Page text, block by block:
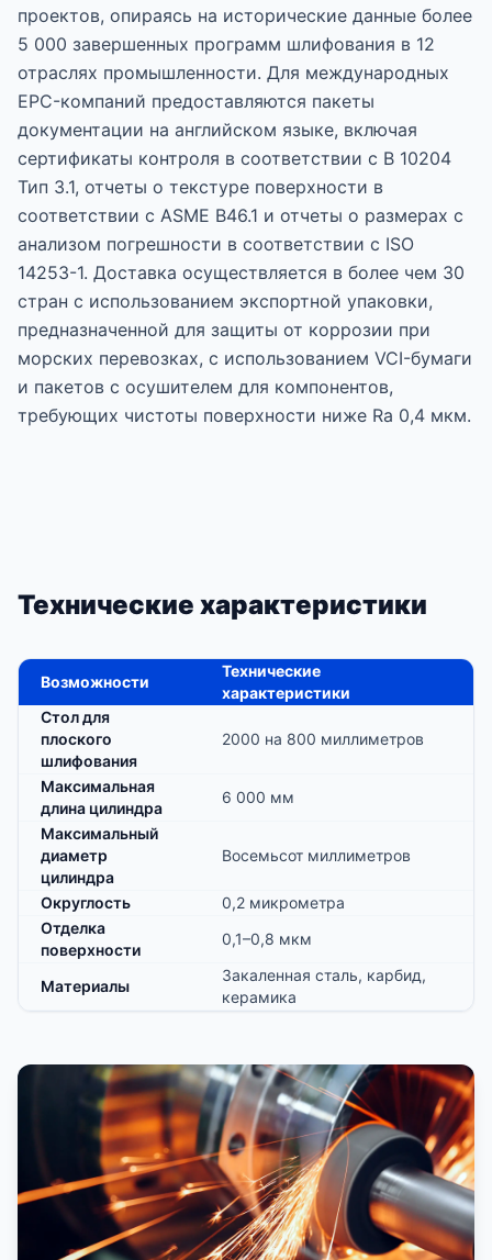
проектов, опираясь на исторические данные более
5 000 завершенных программ шлифования в 12
отраслях промышленности. Для международных
EPC-компаний предоставляются пакеты
документации на английском языке, включая
сертификаты контроля в соответствии с В 10204
Тип 3.1, отчеты о текстуре поверхности в
соответствии с ASME B46.1 и отчеты о размерах с
анализом погрешности в соответствии с ISO
14253-1. Доставка осуществляется в более чем 30
стран с использованием экспортной упаковки,
предназначенной для защиты от коррозии при
морских перевозках, с использованием VCI-бумаги
и пакетов с осушителем для компонентов,
требующих чистоты поверхности ниже Ra 0,4 мкм.
Технические характеристики
Возможности
Технические
характеристики
Стол для
плоского
шлифования
2000 на 800 миллиметров
Максимальная
длина цилиндра
6 000 мм
Максимальный
диаметр
цилиндра
Восемьсот миллиметров
Округлость
0,2 микрометра
Отделка
поверхности
0,1–0,8 мкм
Материалы
Закаленная сталь, карбид,
керамика